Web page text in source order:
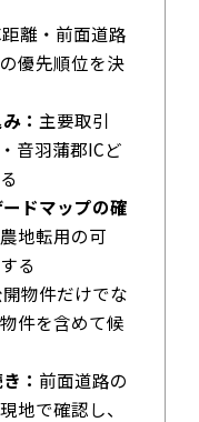
離・前面道路
優先順位を決
： 主要取引
音羽蒲郡ICど
ドマップの確
地転用の可
る
物件だけでな
件を含めて候
： 前面道路の
地で確認し、